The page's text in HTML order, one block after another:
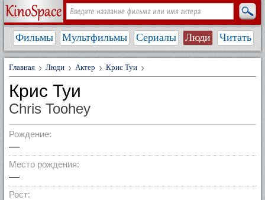
Фильмы Мультфильмы Сериалы Люди Читать
Главная Люди Актер Крис Туи
Крис Туи
Chris Toohey
Рождение:
—
Место рождения:
—
Рост: